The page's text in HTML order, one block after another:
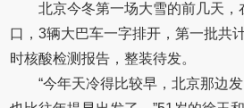
北京今冬第一场大雪的前几天，
口，3辆大巴车一字排开，第一批共
时核酸检测报告，整装待发。
“今年天冷得比较早，北京那边